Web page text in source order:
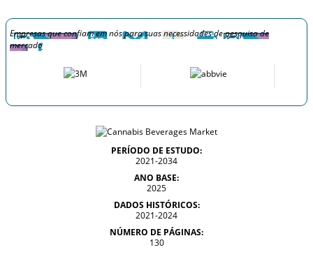
Empresas que confiam em nós para suas necessidades de pesquisa de
mercado
PERÍODO DE ESTUDO:
2021-2034
ANO BASE:
2025
DADOS HISTÓRICOS:
2021-2024
NÚMERO DE PÁGINAS:
130